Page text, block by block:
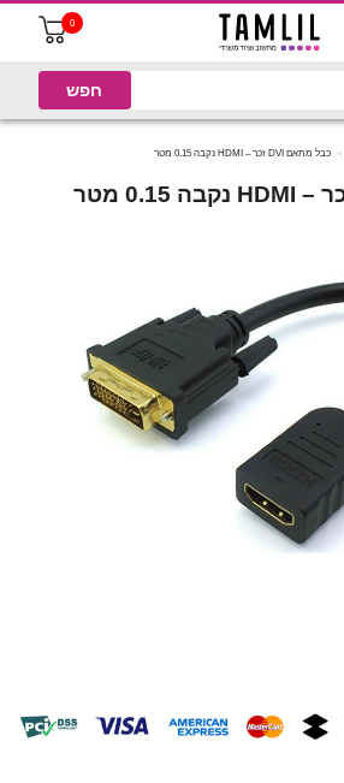
0
כבל מתאם DVI זכר – HDMI נקבה 0.15 מטר